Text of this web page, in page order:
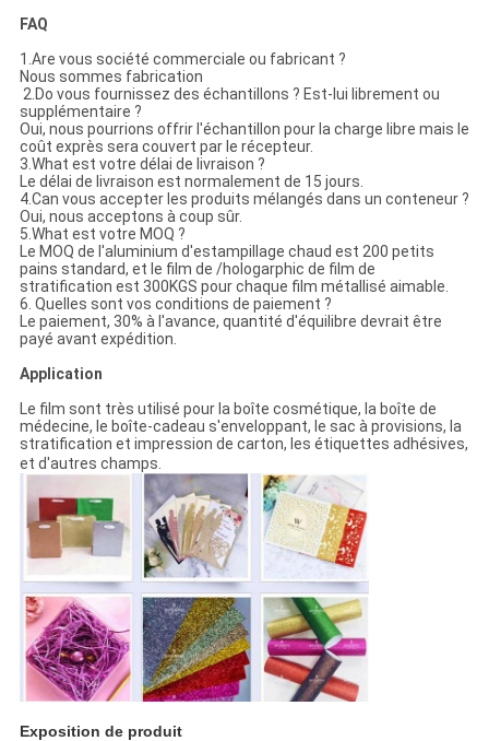
FAQ
1.Are vous société commerciale ou fabricant ?
Nous sommes fabrication
2.Do vous fournissez des échantillons ? Est-lui librement ou
supplémentaire ?
Oui, nous pourrions offrir l'échantillon pour la charge libre mais le
coût exprès sera couvert par le récepteur.
3.What est votre délai de livraison ?
Le délai de livraison est normalement de 15 jours.
4.Can vous accepter les produits mélangés dans un conteneur ?
Oui, nous acceptons à coup sûr.
5.What est votre MOQ ?
Le MOQ de l'aluminium d'estampillage chaud est 200 petits
pains standard, et le film de /hologarphic de film de
stratification est 300KGS pour chaque film métallisé aimable.
6. Quelles sont vos conditions de paiement ?
Le paiement, 30% à l'avance, quantité d'équilibre devrait être
payé avant expédition.
Application
Le film sont très utilisé pour la boîte cosmétique, la boîte de
médecine, le boîte-cadeau s'enveloppant, le sac à provisions, la
stratification et impression de carton, les étiquettes adhésives,
et d'autres champs.
Exposition de produit